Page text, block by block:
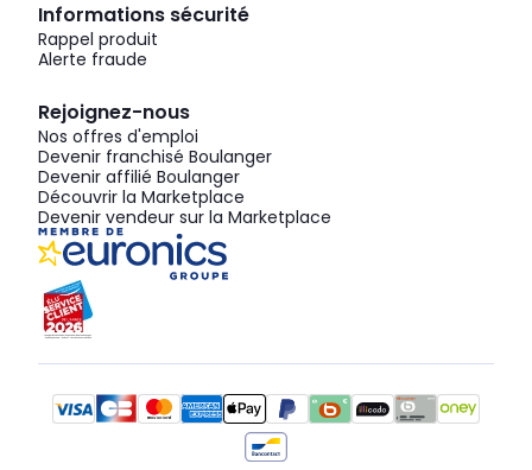
Informations sécurité
Rappel produit
Alerte fraude
Rejoignez-nous
Nos offres d'emploi
Devenir franchisé Boulanger
Devenir affilié Boulanger
Découvrir la Marketplace
Devenir vendeur sur la Marketplace